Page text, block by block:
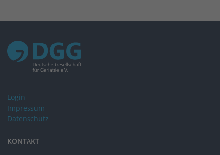
Login
Impressum
Datenschutz
KONTAKT